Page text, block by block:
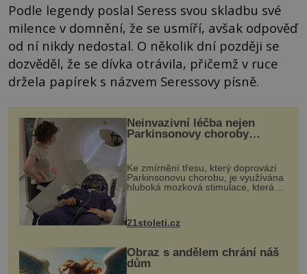
Podle legendy poslal Seress svou skladbu své
milence v domnění, že se usmíří, avšak odpověď
od ní nikdy nedostal. O několik dní později se
dozvěděl, že se dívka otrávila, přičemž v ruce
držela papírek s názvem Seressovy písně.
Neinvazivní léčba nejen
Parkinsonovy choroby
Ke zmírnění třesu, který doprovází
Parkinsonovu chorobu, je využívána
hluboká mozková stimulace, která
však vyžaduje vysoce invazivní
k dostatečně přesnému zacílení ...
21stoleti.cz
Obraz s andělem chrání náš
dům